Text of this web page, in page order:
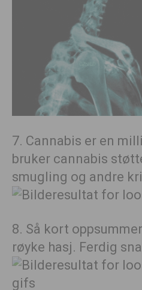
7. Cannabis er en
bruker cannabis
smugling og andre
8. Så kort
røyke hasj. Ferdig